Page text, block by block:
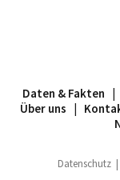
Daten & Fakten |
Über uns |
Datenschutz |